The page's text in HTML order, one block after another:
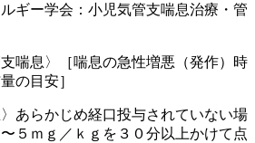
ギー学会：小児気管支喘息治療・管
喘息〉［喘息の急性増悪（発作）時
の目安］
あらかじめ経口投与されていない場
５ｍｇ／ｋｇを３０分以上かけて点